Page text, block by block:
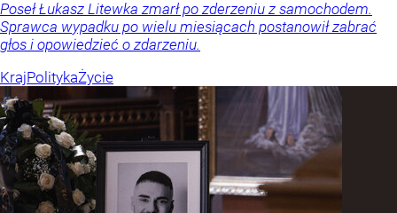
Poseł Łukasz Litewka zmarł po zderzeniu z samochodem.
Sprawca wypadku po wielu miesiącach postanowił zabrać
głos i opowiedzieć o zdarzeniu.
KrajPolitykaŻycie